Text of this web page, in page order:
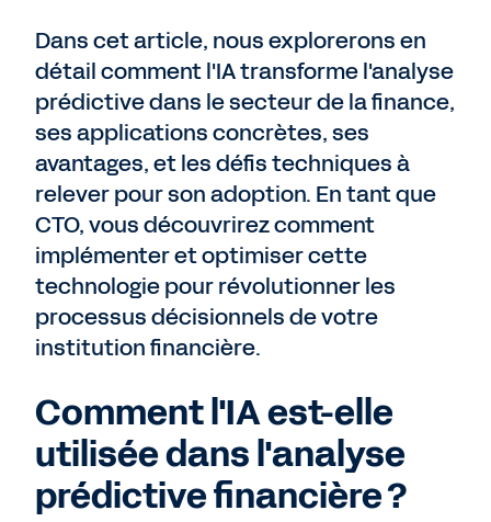
Dans cet article, nous explorerons en
détail comment l'IA transforme l'analyse
prédictive dans le secteur de la finance,
ses applications concrètes, ses
avantages, et les défis techniques à
relever pour son adoption. En tant que
CTO, vous découvrirez comment
implémenter et optimiser cette
technologie pour révolutionner les
processus décisionnels de votre
institution financière.
Comment l'IA est-elle
utilisée dans l'analyse
prédictive financière ?